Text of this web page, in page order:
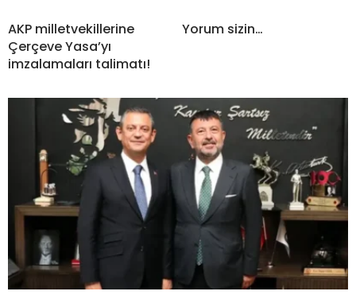
AKP milletvekillerine
Çerçeve Yasa’yı
imzalamaları talimatı!
Yorum sizin…